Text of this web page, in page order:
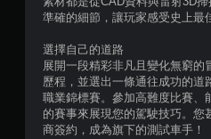
準確的細節，讓玩家感受史上最
選擇自己的道路
展開一段精彩非凡且變化無窮的
歷程，並選出一條通往成功的道
職業錦標賽。參加高難度比賽、
的賽事來展現您的駕駛技巧。您
商簽約，成為旗下的測試車手！